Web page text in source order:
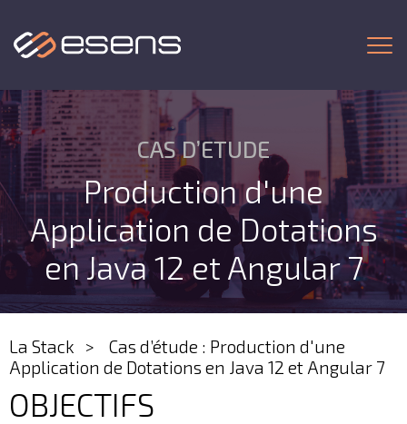
CAS D’ETUDE
Production d'une
Application de Dotations
en Java 12 et Angular 7
La Stack
Cas d’étude : Production d'une
Application de Dotations en Java 12 et Angular 7
OBJECTIFS